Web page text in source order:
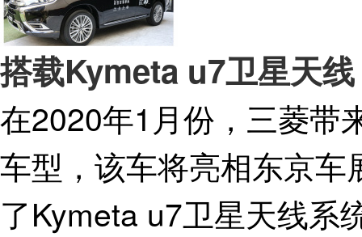
搭载Kymeta u7卫星天
在2020年1月份，三菱带
车型，该车将亮相东京
了Kymeta u7卫星天线